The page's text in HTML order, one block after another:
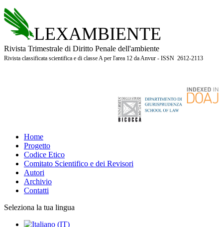
LEXAMBIENTE
Rivista Trimestrale di Diritto Penale dell'ambiente
Rivista classificata scientifica e di classe A per l'area 12 da Anvur - ISSN 2612-2113
Home
Progetto
Codice Etico
Comitato Scientifico e dei Revisori
Autori
Archivio
Contatti
Seleziona la tua lingua